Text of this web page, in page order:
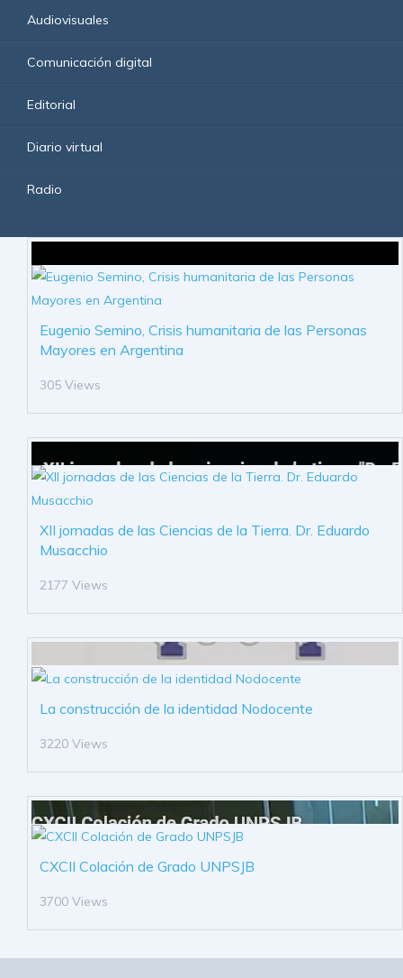
Audiovisuales
Comunicación digital
Editorial
Diario virtual
Radio
Eugenio Semino, Crisis humanitaria de las Personas
Mayores en Argentina
305 Views
XII jornadas de las Ciencias de la Tierra. Dr. Eduardo
Musacchio
2177 Views
La construcción de la identidad Nodocente
3220 Views
CXCII Colación de Grado UNPSJB
3700 Views